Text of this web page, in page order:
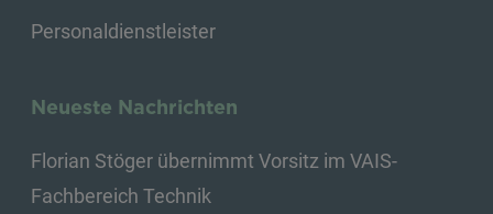
Personaldienstleister
Neueste Nachrichten
Florian Stöger übernimmt Vorsitz im VAIS-
Fachbereich Technik